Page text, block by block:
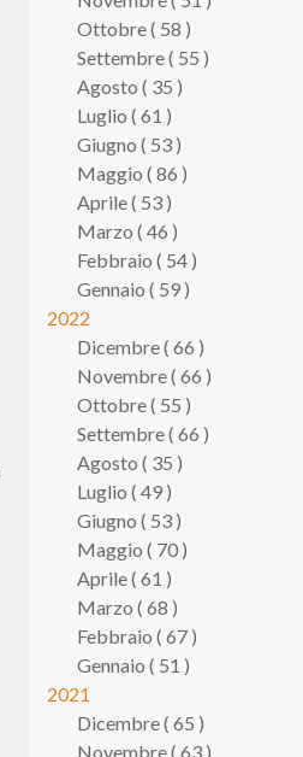
Ottobre ( 58 )
Settembre ( 55 )
Agosto ( 35 )
Luglio ( 61 )
Giugno ( 53 )
Maggio ( 86 )
Aprile ( 53 )
Marzo ( 46 )
Febbraio ( 54 )
Gennaio ( 59 )
2022
Dicembre ( 66 )
Novembre ( 66 )
Ottobre ( 55 )
Settembre ( 66 )
Agosto ( 35 )
Luglio ( 49 )
Giugno ( 53 )
Maggio ( 70 )
Aprile ( 61 )
Marzo ( 68 )
Febbraio ( 67 )
Gennaio ( 51 )
2021
Dicembre ( 65 )
Novembre ( 63 )